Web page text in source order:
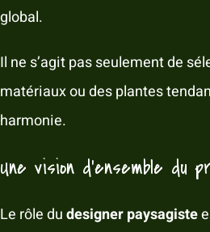
global.
Il ne s’agit pas seulement de
matériaux ou des plantes
harmonie.
Une vision d’ensemble du
Le rôle dudesigner paysagiste